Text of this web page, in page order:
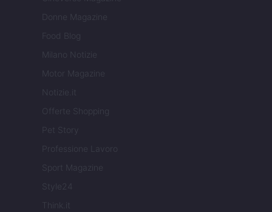
Donne Magazine
Food Blog
Milano Notizie
Motor Magazine
Notizie.it
Offerte Shopping
Pet Story
Professione Lavoro
Sport Magazine
Style24
Think.it